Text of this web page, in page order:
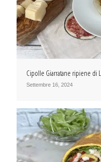
Cipolle Giarratane ripiene di
Settembre 16, 2024